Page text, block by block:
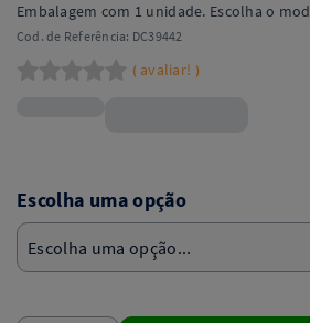
Embalagem com 1 unidade. Escolha o
Cod. de Referência: DC39442
( avaliar! )
Escolha uma opção